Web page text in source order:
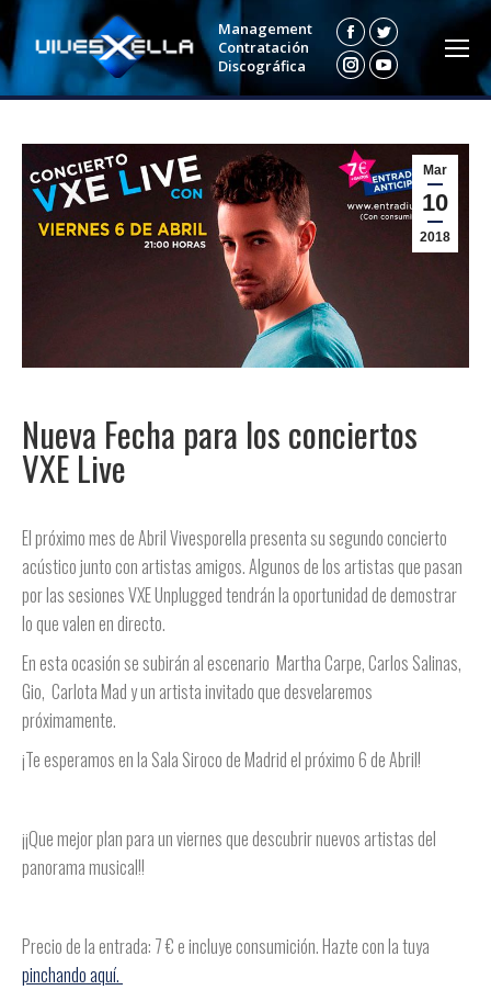
Management
Contratación
Discográfica
FacebookTwitter
Instagram
YouTube
Mar
10
2018
Nueva Fecha para los conciertos
VXE Live
El próximo mes de Abril Vivesporella presenta su segundo concierto
acústico junto con artistas amigos. Algunos de los artistas que pasan
por las sesiones VXE Unplugged tendrán la oportunidad de demostrar
lo que valen en directo.
En esta ocasión se subirán al escenario Martha Carpe, Carlos Salinas,
Gio, Carlota Mad y un artista invitado que desvelaremos
próximamente.
¡Te esperamos en la Sala Siroco de Madrid el próximo 6 de Abril!
¡¡Que mejor plan para un viernes que descubrir nuevos artistas del
panorama musical!!
Precio de la entrada: 7 € e incluye consumición. Hazte con la tuya
pinchando aquí.